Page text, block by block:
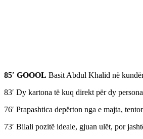
85′ GOOOL Basit Abdul Khalid në
83′ Dy kartona të kuq direkt për dy
76′ Prapashtica depërton nga e majta,
73′ Bilali pozitë ideale, gjuan ulët, por